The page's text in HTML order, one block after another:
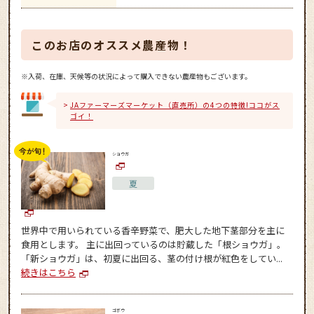
このお店のオススメ農産物！
※入荷、在庫、天候等の状況によって購入できない農産物もございます。
JAファーマーズマーケット（直売所）の4つの特徴!ココがス
ゴイ！
ショウガ
夏
世界中で用いられている香辛野菜で、肥大した地下茎部分を主に
食用とします。 主に出回っているのは貯蔵した「根ショウガ」。
「新ショウガ」は、初夏に出回る、茎の付け根が紅色をしてい...
続きはこちら
ゴボウ